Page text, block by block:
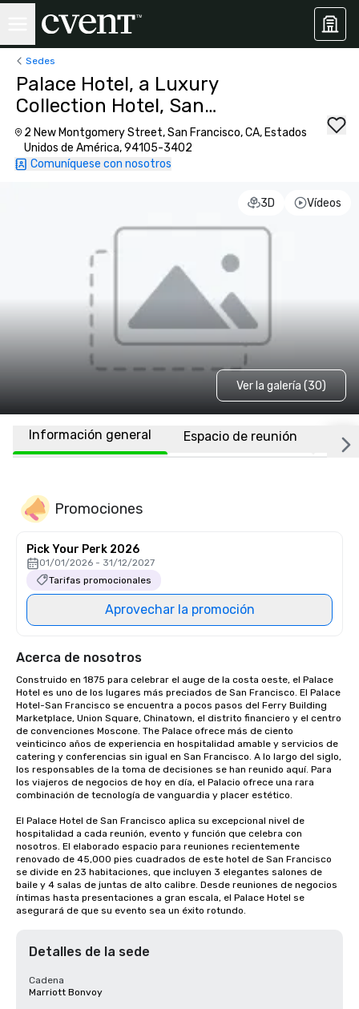
Sedes
Palace Hotel, a Luxury
Collection Hotel, San
Francisco
2 New Montgomery Street, San Francisco, CA, Estados
Unidos de América, 94105-3402
Comuníquese con nosotros
3D Vídeos
Ver la galería (30)
Información general Espacio de reunión
Promociones
Pick Your Perk 2026
01/01/2026 - 31/12/2027
Tarifas promocionales
Aprovechar la promoción
Acerca de nosotros
Construido en 1875 para celebrar el auge de la costa oeste, el Palace
Hotel es uno de los lugares más preciados de San Francisco. El Palace
Hotel-San Francisco se encuentra a pocos pasos del Ferry Building
Marketplace, Union Square, Chinatown, el distrito financiero y el centro
de convenciones Moscone. The Palace ofrece más de ciento
veinticinco años de experiencia en hospitalidad amable y servicios de
catering y conferencias sin igual en San Francisco. A lo largo del siglo,
los responsables de la toma de decisiones se han reunido aquí. Para
los viajeros de negocios de hoy en día, el Palacio ofrece una rara
combinación de tecnología de vanguardia y placer estético.
El Palace Hotel de San Francisco aplica su excepcional nivel de
hospitalidad a cada reunión, evento y función que celebra con
nosotros. El elaborado espacio para reuniones recientemente
renovado de 45,000 pies cuadrados de este hotel de San Francisco
se divide en 23 habitaciones, que incluyen 3 elegantes salones de
baile y 4 salas de juntas de alto calibre. Desde reuniones de negocios
íntimas hasta presentaciones a gran escala, el Palace Hotel se
asegurará de que su evento sea un éxito rotundo.
Detalles de la sede
Cadena
Marriott Bonvoy